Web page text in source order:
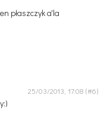
płaszczyk a'la
25/03/2013, 17:08